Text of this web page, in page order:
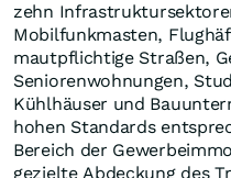
zehn
Mobilfunkmasten,
mautpflichtige Straßen,
Seniorenwohnungen,
Kühlhäuser und
hohen Standards
Bereich der
gezielte Abdeckung des